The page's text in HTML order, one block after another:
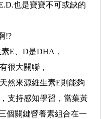
也是寶寶不可或缺的
!?
E、D是DHA，
很大關聯，
然來源維生素E則能夠
支持感知學習，當葉黃
個關鍵營養素組合在一